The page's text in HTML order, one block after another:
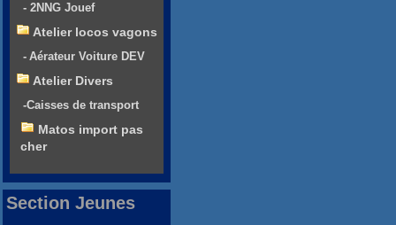
- 2NNG Jouef
Atelier locos vagons
- Aérateur Voiture DEV
Atelier Divers
-Caisses de transport
Matos import pas
cher
Section Jeunes